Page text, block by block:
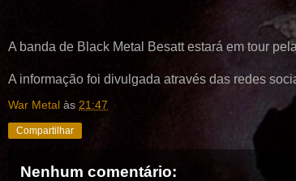
A banda de Black Metal Besatt estará em tour
A informação foi divulgada através das redes
War Metal às 21:47
Compartilhar
Nenhum comentário: